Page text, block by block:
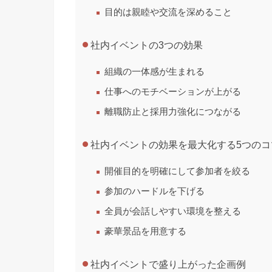
目的は親睦や交流を深めること
社内イベントの3つの効果
組織の一体感が生まれる
仕事へのモチベーションが上がる
離職防止と採用力強化につながる
社内イベントの効果を最大化する5つの
開催目的を明確にして参加者を絞る
参加のハードルを下げる
全員が会話しやすい環境を整える
豪華景品を用意する
社内イベントで盛り上がった企画例